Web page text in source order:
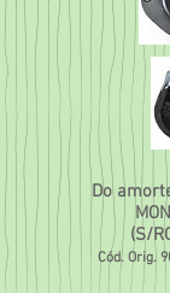
Do
(S/
Cód. Orig.